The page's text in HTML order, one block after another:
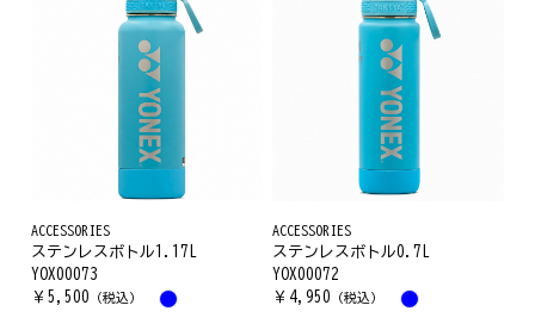
ACCESSORIES
ステンレスボトル1.17L
YOX00073
￥ 5,500 （税込）
ACCESSORIES
ステンレスボトル0.7L
YOX00072
￥ 4,950 （税込）